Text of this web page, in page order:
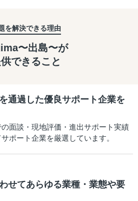
を解決できる理由
〜出島〜が
できること
通過した優良サポート企業を
面談・現地評価・進出サポート実績
ポート企業を厳選しています。
せてあらゆる業種・業態や要